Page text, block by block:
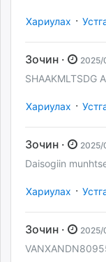
Хариулах ·
Зочин · 2025/
SHAAKMLTSDG
Хариулах ·
Зочин · 2025/
Daisogiin
Хариулах ·
Зочин · 2025/